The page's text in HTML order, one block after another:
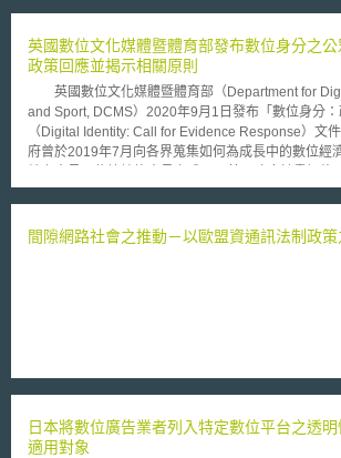
英國數位文化媒體暨體育部發布數位身分之公
政策回應並揭示相關原則
英國數位文化媒體暨體育部（Department for
and Sport, DCMS）2020年9月1日發布「數位身分：
（Digital Identity: Call for Evidence Response）文
府曾於2019年7月向各界蒐集如何為成長中的數位經
識別流程以最大化容許數位身分之使用，並發展有關
監督者等相關內容。數位身分策略委員會（Digital
（如隱私與安全）之考量應可平衡，使數位身分之使用可
一致並可配合政府對於數位管制之整體策略。
間隙網路社會之推動－以歐盟資通訊法制政策
日本將數位廣告業者列入特定數位平台之透
適用對象